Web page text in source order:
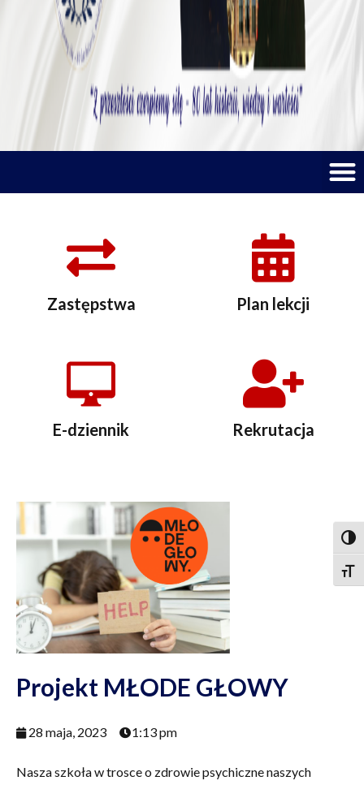
Zastępstwa Plan lekcji
E-dziennik Rekrutacja
Projekt MŁODE GŁOWY
28 maja, 2023 1:13 pm
Nasza szkoła w trosce o zdrowie psychiczne naszych